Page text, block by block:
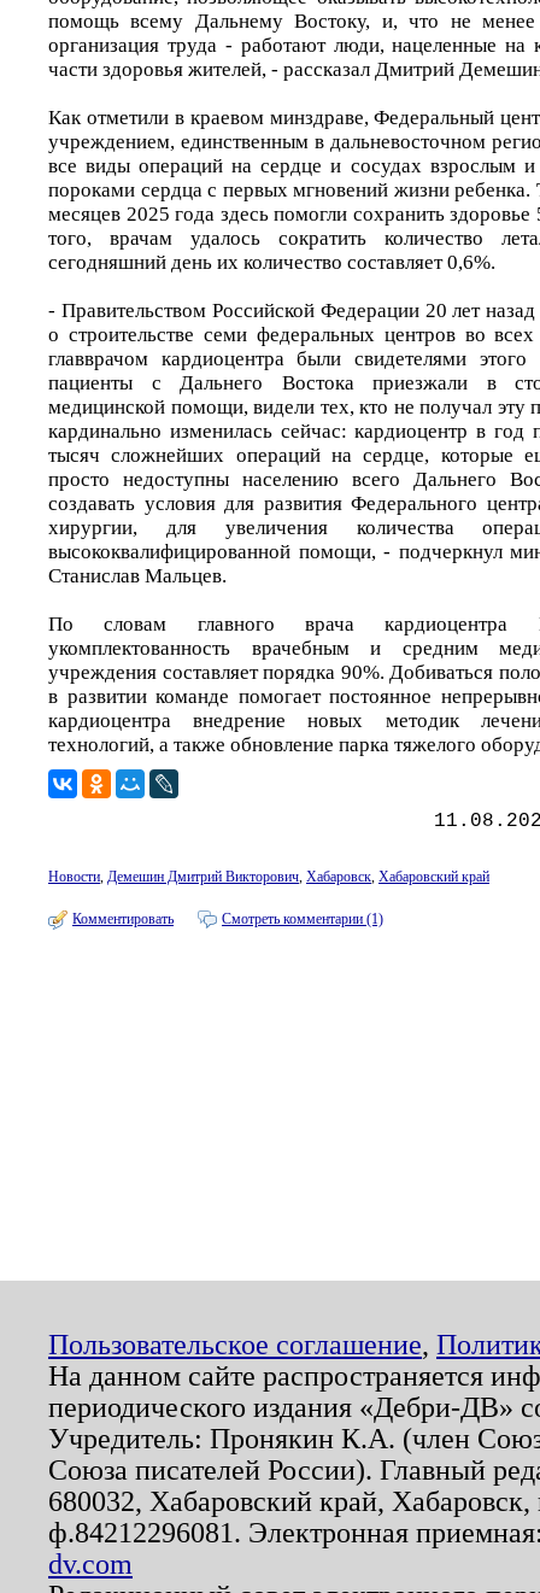
помощь всему Дальнему Востоку, и, что не менее
организация труда - работают люди, нацеленные на
части здоровья жителей, - рассказал Дмитрий
Как отметили в краевом минздраве, Федеральный
учреждением, единственным в дальневосточном
все виды операций на сердце и сосудах взрослым
пороками сердца с первых мгновений жизни ребенка.
месяцев 2025 года здесь помогли сохранить
того, врачам удалось сократить количество
сегодняшний день их количество составляет 0,6%.
- Правительством Российской Федерации 20 лет
о строительстве семи федеральных центров во
главврачом кардиоцентра были свидетелями
пациенты с Дальнего Востока приезжали в
медицинской помощи, видели тех, кто не получал эту
кардинально изменилась сейчас: кардиоцентр в год
тысяч сложнейших операций на сердце, которые
просто недоступны населению всего Дальнего
создавать условия для развития Федерального
хирургии, для увеличения количества
высококвалифицированной помощи, - подчеркнул
Станислав Мальцев.
По словам главного врача кардиоцентра
укомплектованность врачебным и средним
учреждения составляет порядка 90%. Добиваться
в развитии команде помогает постоянное
кардиоцентра внедрение новых методик
технологий, а также обновление парка тяжелого
Новости, Демешин Дмитрий Викторович, Хабаровск, Хабаровский край
Комментировать Смотреть комментарии (1)
Пользовательское соглашение,
На данном сайте распространяется
периодического издания «Дебри-ДВ»
Учредитель: Пронякин К.А. (член
Союза писателей России). Главный
680032, Хабаровский край,
ф.84212296081. Электронная
dv.com